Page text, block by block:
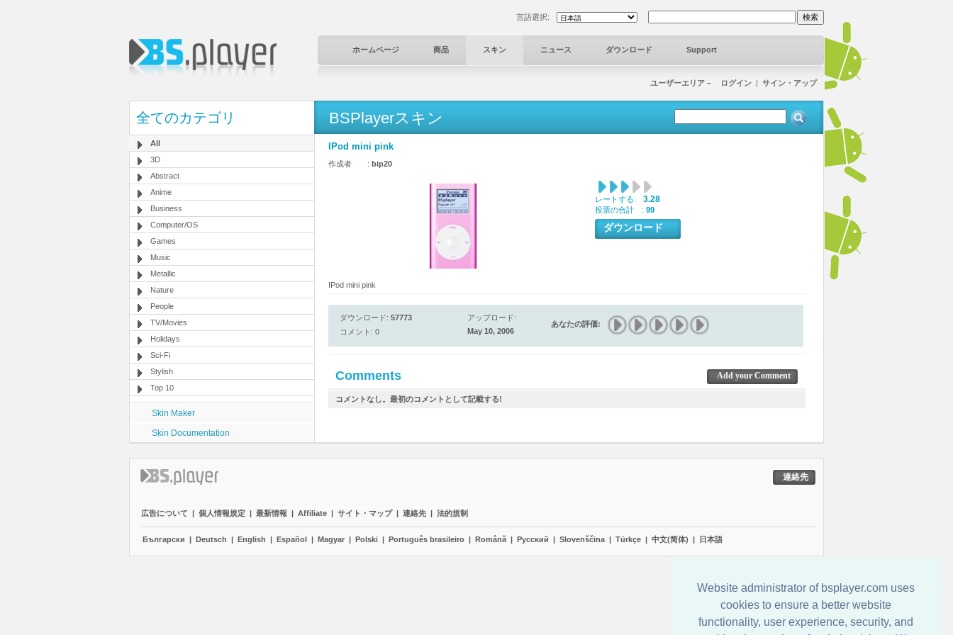
Website administrator of bsplayer.com uses
cookies to ensure a better website
functionality, user experience, security, and
言語選択:
ホームページ 商品 スキン ニュース ダウンロード Support
ユーザーエリア－ ログイン | サイン・アップ
全てのカテゴリ
All
3D
Abstract
Anime
Business
Computer/OS
Games
Music
Metallic
Nature
People
TV/Movies
Holidays
Sci-Fi
Stylish
Top 10
Skin Maker
Skin Documentation
BSPlayerスキン
IPod mini pink
作成者 : bip20
レートする: 3.28
投票の合計 : 99
ダウンロード
IPod mini pink
ダウンロード: 57773
コメント: 0
アップロード:
May 10, 2006
あなたの評価:
Comments Add your Comment
コメントなし。最初のコメントとして記載する!
連絡先
広告について | 個人情報規定 | 最新情報 | Affiliate | サイト・マップ | 連絡先 | 法的規制
Български | Deutsch | English | Español | Magyar | Polski | Português brasileiro | Română | Pyccĸий | Slovenščina | Türkçe | 中文(简体) | 日本語